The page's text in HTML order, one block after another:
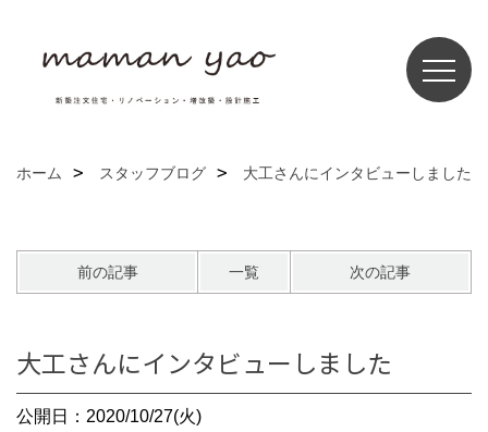
ホーム スタッフブログ 大工さんにインタビューしました
前の記事 一覧 次の記事
大工さんにインタビューしました
公開日：2020/10/27(火)